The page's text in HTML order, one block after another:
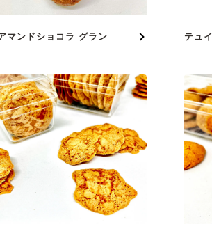
マンドショコラ グラン テュ